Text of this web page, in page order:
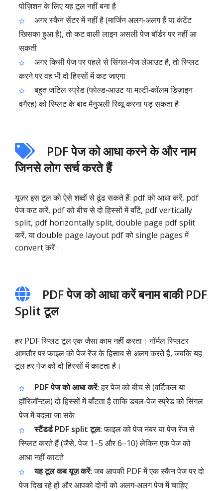
पोज़िशन के लिए यह टूल नहीं बना है
अगर स्कैन सेंटर में नहीं है (मार्जिन अलग‑अलग हैं या कंटेंट
खिसका हुआ है), तो कट वाली लाइन असली पेज बॉर्डर पर नहीं आ
सकती
अगर किसी पेज पर पहले से सिंगल‑पेज लेआउट है, तो स्प्लिट
करने पर वह भी दो हिस्सों में कट जाएगा
बहुत जटिल स्प्रेड (फोल्ड‑आउट या मल्टी‑कॉलम डिज़ाइन
वगैरह) को स्प्लिट के बाद मैनुअली रिव्यू करना पड़ सकता है
PDF पेज को आधा करने के और नाम
जिनसे लोग सर्च करते हैं
यूज़र इस टूल को ऐसे शब्दों से ढूंढ सकते हैं: pdf को आधा करें, pdf
पेज कट करें, pdf को बीच से दो हिस्सों में बाँटें, pdf vertically
split, pdf horizontally split, double page pdf split
करें, या double page layout pdf को single pages में
convert करें।
PDF पेज को आधा करें बनाम बाकी PDF
Split टूल
हर PDF स्प्लिट टूल एक जैसा काम नहीं करता। नॉर्मल स्प्लिटर
आमतौर पर फाइल को पेज रेंज के हिसाब से अलग करते हैं, जबकि यह
टूल हर पेज को दो हिस्सों में काटता है।
PDF पेज को आधा करें:हर पेज को बीच से (वर्टिकल या
हॉरिजॉन्टल) दो हिस्सों में बाँटता है ताकि डबल‑पेज स्प्रेड को सिंगल
पेज में बदला जा सके
स्टैंडर्ड PDF split टूल:फाइल को पेज नंबर या पेज रेंज से
स्प्लिट करते हैं (जैसे, पेज 1–5 और 6–10) लेकिन एक पेज को
आधा नहीं काटते
यह टूल कब यूज़ करें:जब आपकी PDF में एक स्कैन पेज पर दो
पेज दिख रहे हों और आपको दोनों को अलग‑अलग पेज में चाहिए